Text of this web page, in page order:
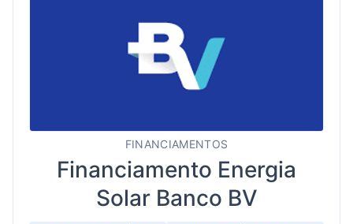
FINANCIAMENTOS
Financiamento Energia
Solar Banco BV